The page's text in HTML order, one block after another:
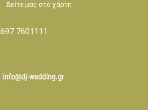
Δείτε μας στο χάρτη
697 7601111